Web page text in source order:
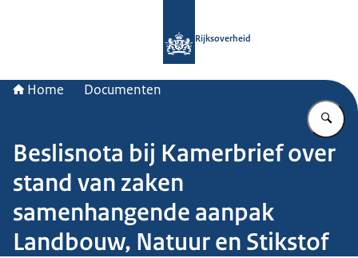
Rijksoverheid
Home Documenten
Beslisnota bij Kamerbrief over
stand van zaken
samenhangende aanpak
Landbouw, Natuur en Stikstof